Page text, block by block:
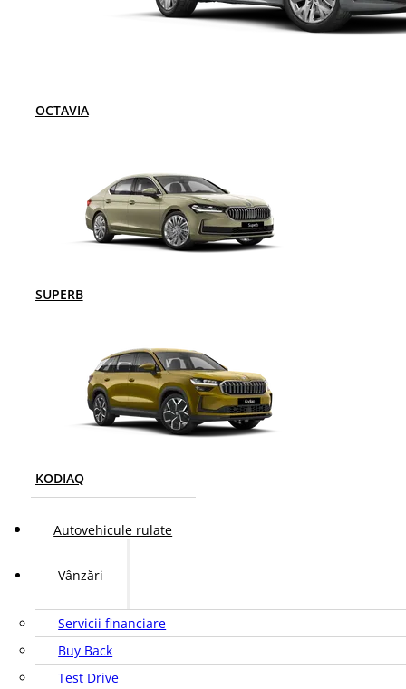
OCTAVIA
SUPERB
KODIAQ
Autovehicule rulate
Vânzări
Servicii financiare
Buy Back
Test Drive